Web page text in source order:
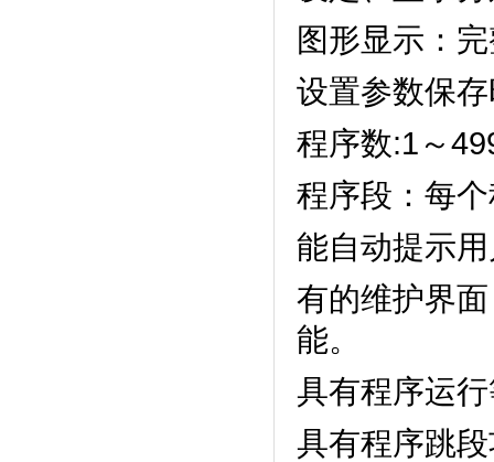
图形显示
设置参数保存
程序数:1～
程序段：
能自动提示用
有的维护界面
能。
具有程序运行
具有程序跳段